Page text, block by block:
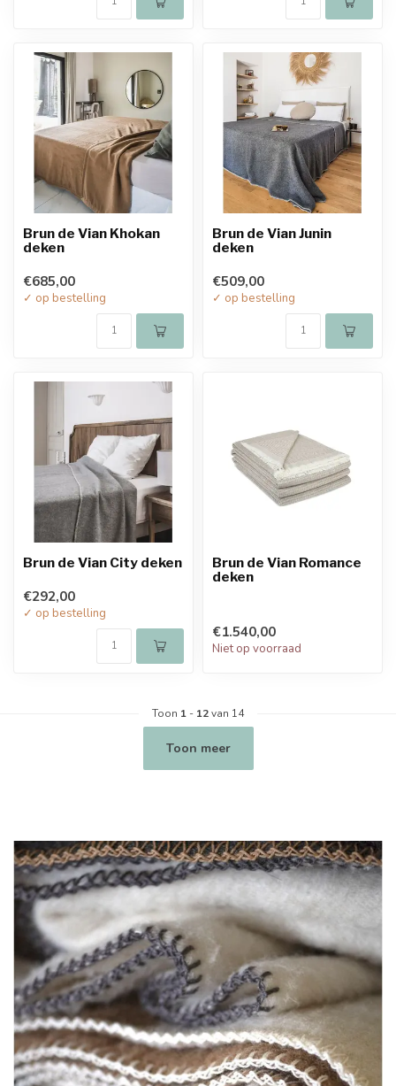
Brun de Vian Khokan
deken
€685,00
✓ op bestelling
Brun de Vian Junin
deken
€509,00
✓ op bestelling
Brun de Vian City deken
€292,00
✓ op bestelling
Brun de Vian Romance
deken
€1.540,00
Niet op voorraad
Toon 1 - 12van 14
Toon meer